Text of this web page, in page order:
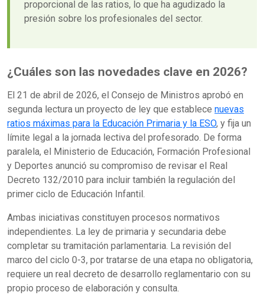
proporcional de las ratios, lo que ha agudizado la
presión sobre los profesionales del sector.
¿Cuáles son las novedades clave en 2026?
El 21 de abril de 2026, el Consejo de Ministros aprobó en
segunda lectura un proyecto de ley que establece nuevas
ratios máximas para la Educación Primaria y la ESO, y fija un
límite legal a la jornada lectiva del profesorado. De forma
paralela, el Ministerio de Educación, Formación Profesional
y Deportes anunció su compromiso de revisar el Real
Decreto 132/2010 para incluir también la regulación del
primer ciclo de Educación Infantil.
Ambas iniciativas constituyen procesos normativos
independientes. La ley de primaria y secundaria debe
completar su tramitación parlamentaria. La revisión del
marco del ciclo 0-3, por tratarse de una etapa no obligatoria,
requiere un real decreto de desarrollo reglamentario con su
propio proceso de elaboración y consulta.